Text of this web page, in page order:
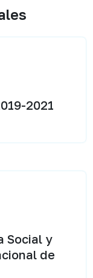
2021
Social y
de